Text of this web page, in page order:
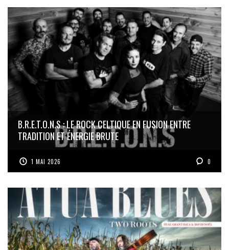
B.R.E.T.O.N.S : LE ROCK CELTIQUE EN FUSION ENTRE
TRADITION ET ÉNERGIE BRUTE
1 MAI 2026 0